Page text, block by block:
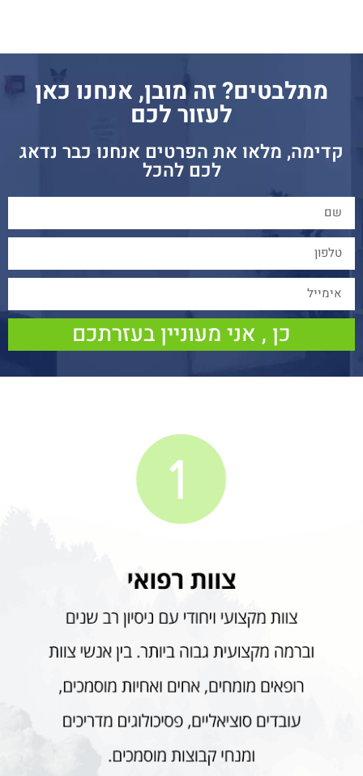
מתלבטים? זה מובן, אנחנו כאן
לעזור לכם
קדימה, מלאו את הפרטים אנחנו כבר נדאג
לכם להכל
כן , אני מעוניין בעזרתכם